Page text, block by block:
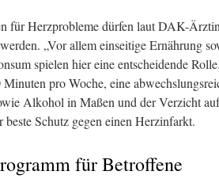
für Herzprobleme dürfen laut DAK-
„Vor allem einseitige Ernährung
spielen hier eine entscheidende
pro Woche, eine
Alkohol in Maßen und der Verzicht
Schutz gegen einen Herzinfarkt.
für Betroffene